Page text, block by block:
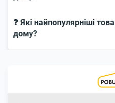
❓ Які найпопулярніші
дому?